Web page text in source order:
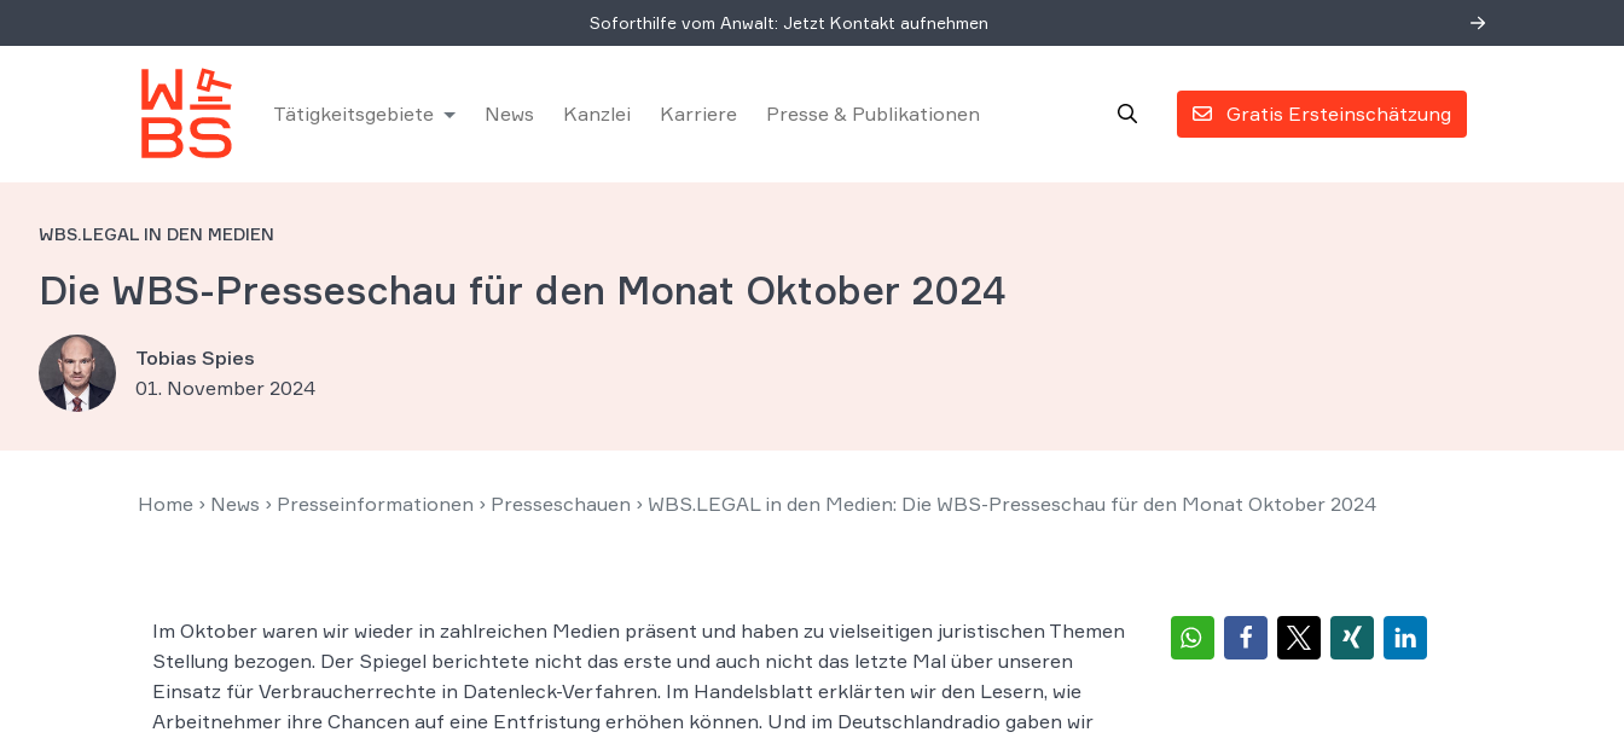
Soforthilfe vom Anwalt: Jetzt Kontakt aufnehmen
Gratis Ersteinschätzung
Tätigkeitsgebiete News Kanzlei Karriere Presse & Publikationen
WBS.LEGAL IN DEN MEDIEN
Die WBS-Presseschau für den Monat Oktober 2024
Tobias Spies
01. November 2024
Home › News › Presseinformationen › Presseschauen › WBS.LEGAL in den Medien: Die WBS-Presseschau für den Monat Oktober 2024
Im Oktober waren wir wieder in zahlreichen Medien präsent und haben zu vielseitigen juristischen Themen
Stellung bezogen. Der Spiegel berichtete nicht das erste und auch nicht das letzte Mal über unseren
Einsatz für Verbraucherrechte in Datenleck-Verfahren. Im Handelsblatt erklärten wir den Lesern, wie
Arbeitnehmer ihre Chancen auf eine Entfristung erhöhen können. Und im Deutschlandradio gaben wir